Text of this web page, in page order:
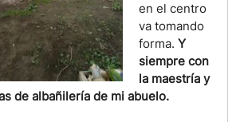
en el centro
va tomando
forma. Y
siempre con
la maestría y
de albañilería de mi abuelo.